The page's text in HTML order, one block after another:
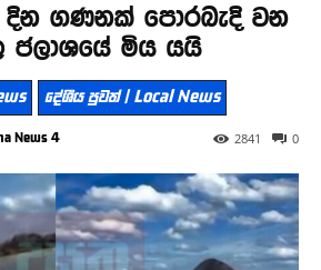
ගණනක් පොරබැදි වන
ජලාශයේ මිය යයි
දේශීය පුවත් | Local News
News 4 0
2841